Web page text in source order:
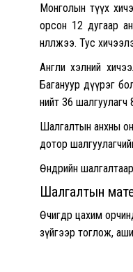
Монголын түүх
орсон 12 дугаар
нөлөөлжээ. Тус
Англи хэлний
Багануур дүүрэг
нийт 36 шалгуулагч
Шалгалтын анхны
дотор
Өнөөдрийн
Шалгалтын
Өчигдөр цахим
зүйгээр тоглож,